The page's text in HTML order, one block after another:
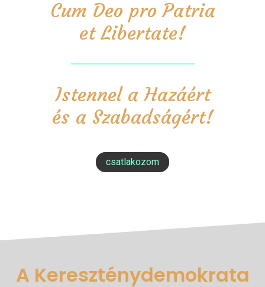
Cum Deo pro Patria
et Libertate!
Istennel a Hazáért
és a Szabadságért!
csatlakozom
A Kereszténydemokrata